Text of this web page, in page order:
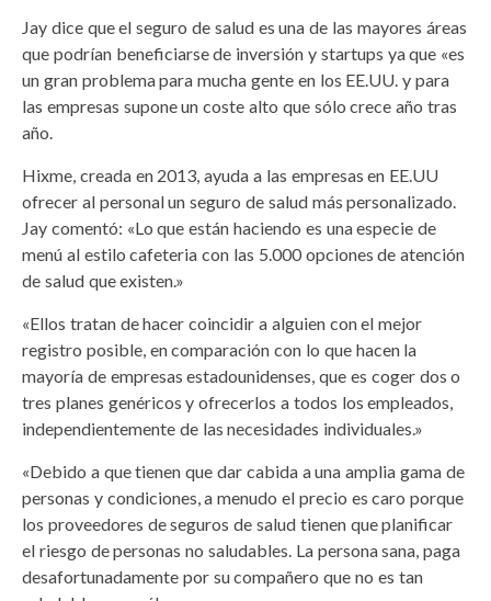
Jay dice que el seguro de salud es una de las mayores áreas
que podrían beneficiarse de inversión y startups ya que «es
un gran problema para mucha gente en los EE.UU. y para
las empresas supone un coste alto que sólo crece año tras
año.
Hixme, creada en 2013, ayuda a las empresas en EE.UU
ofrecer al personal un seguro de salud más personalizado.
Jay comentó: «Lo que están haciendo es una especie de
menú al estilo cafeteria con las 5.000 opciones de atención
de salud que existen.»
«Ellos tratan de hacer coincidir a alguien con el mejor
registro posible, en comparación con lo que hacen la
mayoría de empresas estadounidenses, que es coger dos o
tres planes genéricos y ofrecerlos a todos los empleados,
independientemente de las necesidades individuales.»
«Debido a que tienen que dar cabida a una amplia gama de
personas y condiciones, a menudo el precio es caro porque
los proveedores de seguros de salud tienen que planificar
el riesgo de personas no saludables. La persona sana, paga
desafortunadamente por su compañero que no es tan